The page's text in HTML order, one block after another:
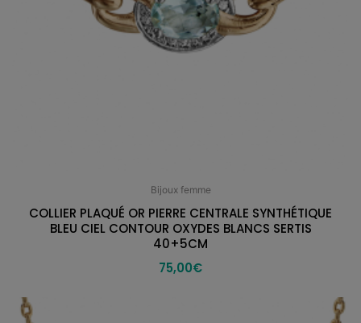
Bijoux femme
COLLIER PLAQUÉ OR PIERRE CENTRALE SYNTHÉTIQUE
BLEU CIEL CONTOUR OXYDES BLANCS SERTIS
40+5CM
75,00€